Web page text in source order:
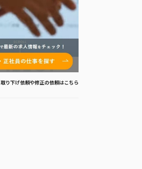
取り下げ依頼や修正の依頼はこちら